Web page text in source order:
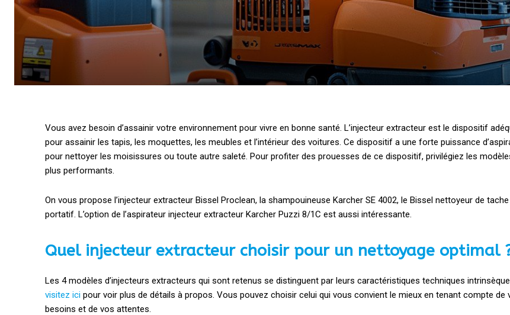
Vous avez besoin d’assainir votre environnement pour vivre en bonne santé. L’injecteur extracteur est le dispositif
pour assainir les tapis, les moquettes, les meubles et l’intérieur des voitures. Ce dispositif a une forte puissance
pour nettoyer les moisissures ou toute autre saleté. Pour profiter des prouesses de ce dispositif, privilégiez les
plus performants.
On vous propose l’injecteur extracteur Bissel Proclean, la shampouineuse Karcher SE 4002, le Bissel nettoyeur de tache
portatif. L’option de l’aspirateur injecteur extracteur Karcher Puzzi 8/1C est aussi intéressante.
Quel injecteur extracteur choisir pour un nettoyage optimal
Les 4 modèles d’injecteurs extracteurs qui sont retenus se distinguent par leurs caractéristiques techniques
visitez ici pour voir plus de détails à propos. Vous pouvez choisir celui qui vous convient le mieux en tenant compte de
besoins et de vos attentes.